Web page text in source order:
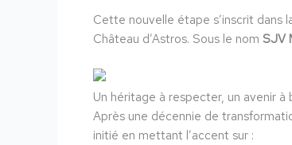
Cette nouvelle étape s’inscrit dans
Château d’Astros. Sous le nom SJV
Un héritage à respecter, un avenir à
Après une décennie de
initié en mettant l’accent sur :